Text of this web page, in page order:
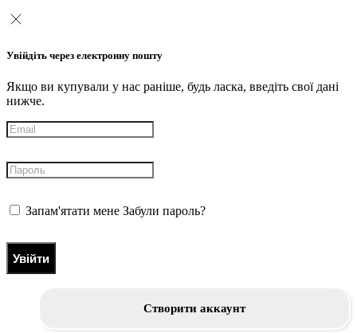
Увійдіть через електронну пошту
Якщо ви купували у нас раніше, будь ласка, введіть свої дані
нижче.
Запам'ятати мене Забули пароль?
Увійти
Створити аккаунт